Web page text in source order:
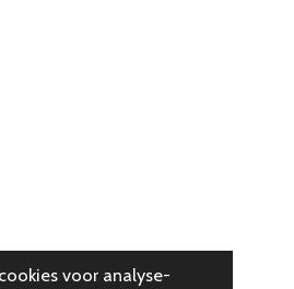
voor analyse-